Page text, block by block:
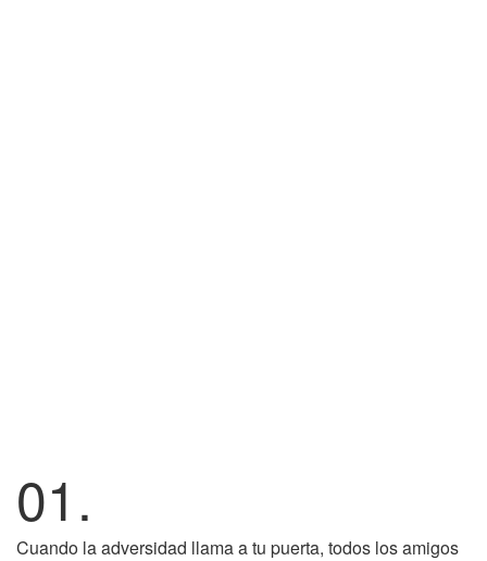
01.
Cuando la adversidad llama a tu puerta, todos los amigos